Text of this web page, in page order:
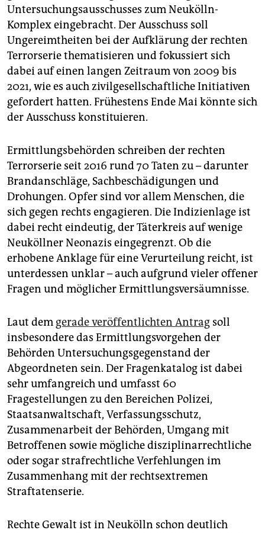
Untersuchungsausschusses zum Neukölln-
Komplex eingebracht. Der Ausschuss soll
Ungereimtheiten bei der Aufklärung der rechten
Terrorserie thematisieren und fokussiert sich
dabei auf einen langen Zeitraum von 2009 bis
2021, wie es auch zivilgesellschaftliche Initiativen
gefordert hatten. Frühestens Ende Mai könnte sich
der Ausschuss konstituieren.
Ermittlungsbehörden schreiben der rechten
Terrorserie seit 2016 rund 70 Taten zu – darunter
Brandanschläge, Sachbeschädigungen und
Drohungen. Opfer sind vor allem Menschen, die
sich gegen rechts engagieren. Die Indizienlage ist
dabei recht eindeutig, der Täterkreis auf wenige
Neuköllner Neonazis eingegrenzt. Ob die
erhobene Anklage für eine Verurteilung reicht, ist
unterdessen unklar – auch aufgrund vieler offener
Fragen und möglicher Ermittlungsversäumnisse.
Laut dem gerade veröffentlichten Antrag soll
insbesondere das Ermittlungsvorgehen der
Behörden Untersuchungsgegenstand der
Abgeordneten sein. Der Fragenkatalog ist dabei
sehr umfangreich und umfasst 60
Fragestellungen zu den Bereichen Polizei,
Staatsanwaltschaft, Verfassungsschutz,
Zusammenarbeit der Behörden, Umgang mit
Betroffenen sowie mögliche disziplinarrechtliche
oder sogar strafrechtliche Verfehlungen im
Zusammenhang mit der rechtsextremen
Straftatenserie.
Rechte Gewalt ist in Neukölln schon deutlich